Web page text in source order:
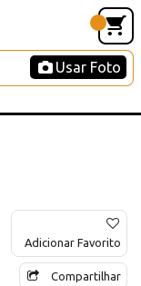
Usar Foto
Adicionar Favorito
Compartilhar